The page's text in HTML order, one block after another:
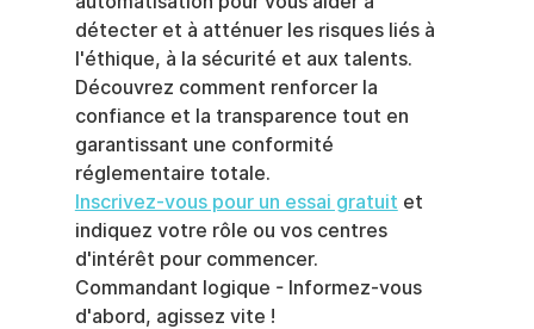
détecter et à atténuer les risques liés à
l'éthique, à la sécurité et aux talents.
Découvrez comment renforcer la
confiance et la transparence tout en
garantissant une conformité
réglementaire totale.
Inscrivez-vous pour un essai gratuit et
indiquez votre rôle ou vos centres
d'intérêt pour commencer.
Commandant logique - Informez-vous
d'abord, agissez vite !